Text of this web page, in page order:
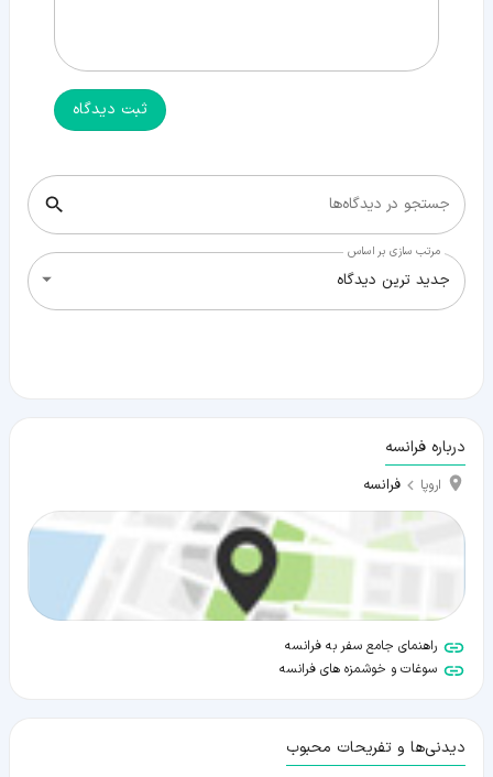
ثبت دیدگاه
جستجو در دیدگاه‌ها
مرتب سازی بر اساس
جدید ترین دیدگاه
درباره فرانسه
اروپا فرانسه
راهنمای جامع سفر به فرانسه
سوغات و خوشمزه های فرانسه
دیدنی‌ها و تفریحات محبوب